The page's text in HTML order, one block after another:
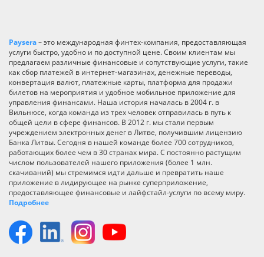
Paysera– это международная финтех-компания, предоставляющая
услуги быстро, удобно и по доступной цене. Своим клиентам мы
предлагаем различные финансовые и сопутствующие услуги, такие
как сбор платежей в интернет-магазинах, денежные переводы,
конвертация валют, платежные карты, платформа для продажи
билетов на мероприятия и удобное мобильное приложение для
управления финансами. Наша история началась в 2004 г. в
Вильнюсе, когда команда из трех человек отправилась в путь к
общей цели в сфере финансов. В 2012 г. мы стали первым
учреждением электронных денег в Литве, получившим лицензию
Банка Литвы. Сегодня в нашей команде более 700 сотрудников,
работающих более чем в 30 странах мира. С постоянно растущим
числом пользователей нашего приложения (более 1 млн.
скачиваний) мы стремимся идти дальше и превратить наше
приложение в лидирующее на рынке суперприложение,
предоставляющее финансовые и лайфстайл-услуги по всему миру.
Подробнее